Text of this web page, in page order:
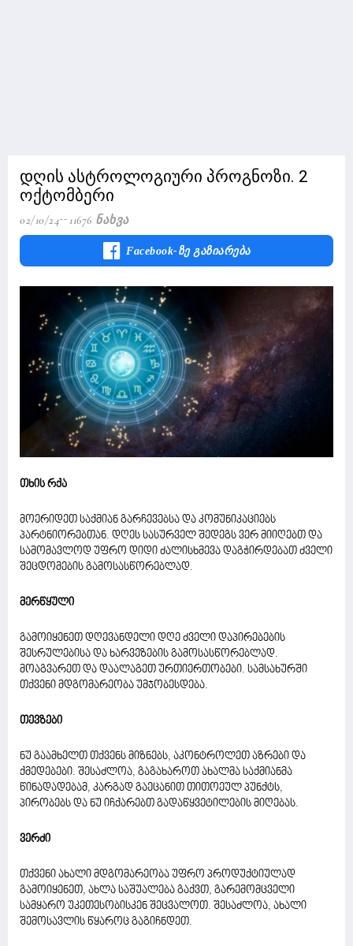
დღის ასტროლოგიური პროგნოზი. 2
ოქტომბერი
02/10/24 11676 Ნახვა
Facebook-Ზე Გაზიარება
თხის რქა
მოერიდეთ საქმიან გარჩევებსა და კომუნიკაციებს
პარტნიორებთან. დღეს სასურველ შედეგს ვერ მიიღებთ და
სამომავლოდ უფრო დიდი ძალისხმევა დაგჭირდებათ ძველი
შეცდომების გამოსასწორებლად.
მერწყული
გამოიყენეთ დღევანდელი დღე ძველი დაპირებების
შესრულებისა და ხარვეზების გამოსასწორებლად.
მოაგვარეთ და დაალაგეთ ურთიერთობები. სამსახურში
თქვენი მდგომარეობა უმჯობესდება.
თევზები
ნუ გაამხელთ თქვენს მიზნებს, აკონტროლეთ აზრები და
ქმედებები. შესაძლოა, გაგახაროთ ახალმა საქმიანმა
წინადადებამ, კარგად გაეცანით თითოეულ პუნქტს,
პირობებს და ნუ იჩქარებთ გადაწყვეტილების მიღებას.
ვერძი
თქვენი ახალი მდგომარეობა უფრო პროდუქტიულად
გამოიყენეთ, ახლა საშუალება გაქვთ, გარემომცველი
სამყარო უკეთესობისკენ შეცვალოთ. შესაძლოა, ახალი
შემოსავლის წყაროც გაგიჩნდეთ.